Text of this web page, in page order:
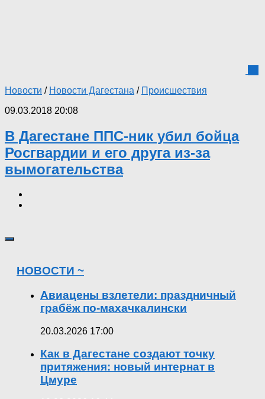
Новости / Новости Дагестана / Происшествия
09.03.2018 20:08
В Дагестане ППС-ник убил бойца
Росгвардии и его друга из-за
вымогательства
НОВОСТИ ~
Авиацены взлетели: праздничный
грабёж по-махачкалински
20.03.2026 17:00
Как в Дагестане создают точку
притяжения: новый интернат в
Цмуре